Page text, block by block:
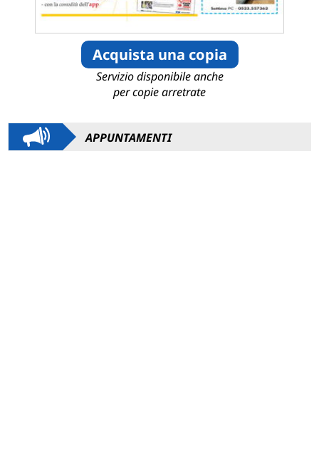
Acquista una copia
Servizio disponibile anche
per copie arretrate
APPUNTAMENTI